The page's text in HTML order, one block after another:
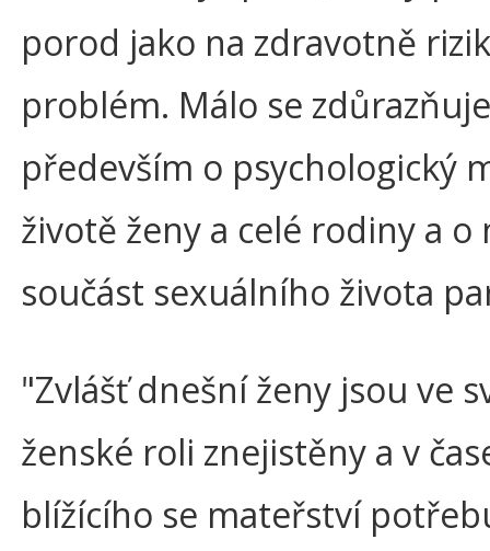
porod jako na zdravotně
problém. Málo se
především o psychologický
životě ženy a celé rodiny a
součást sexuálního života
"Zvlášť dnešní ženy jsou ve
ženské roli znejistěny a v
blížícího se mateřství